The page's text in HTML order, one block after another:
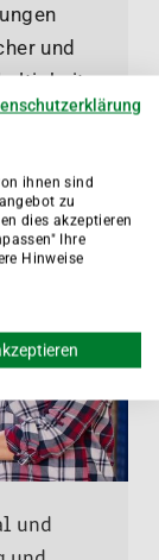
und
gar
und
ihnen sind
zu
dies akzeptieren
Ihre
Hinweise